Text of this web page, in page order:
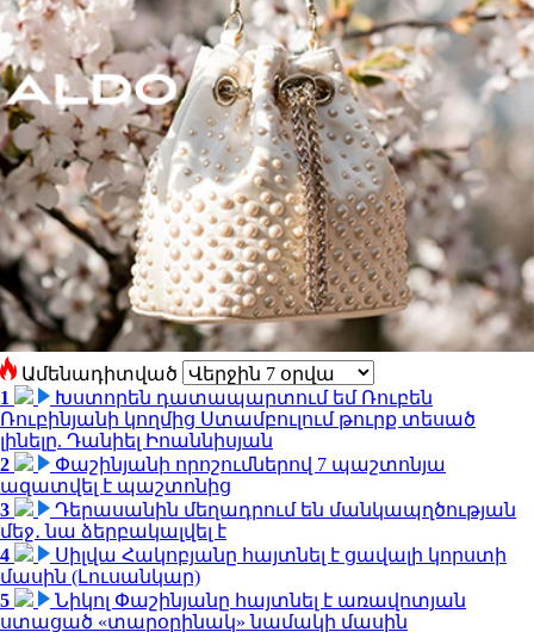
Ամենադիտված
1
Խստորեն դատապարտում եմ Ռուբեն
Ռուբինյանի կողմից Ստամբուլում թուրք տեսած
լինելը. Դանիել Իոաննիսյան
2
Փաշինյանի որոշումներով 7 պաշտոնյա
ազատվել է պաշտոնից
3
Դերասանին մեղադրում են մանկապղծության
մեջ․ նա ձերբակալվել է
4
Սիլվա Հակոբյանը հայտնել է ցավալի կորստի
մասին (Լուսանկար)
5
Նիկոլ Փաշինյանը հայտնել է առավոտյան
ստացած «տարօրինակ» նամակի մասին